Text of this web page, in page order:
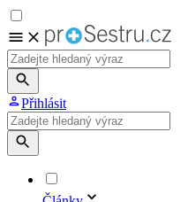
Přihlásit